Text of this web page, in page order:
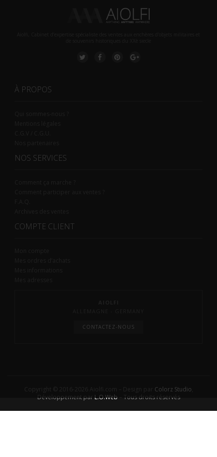
À PROPOS
NOS SERVICES
COMPTE CLIENT
CONTACTEZ-NOUS
Colorz Studio
Développement par L.O.Web – Tous droits réservés